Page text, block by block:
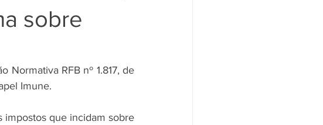
sobre
Normativa RFB nº 1.817, de
Imune.
impostos que incidam sobre